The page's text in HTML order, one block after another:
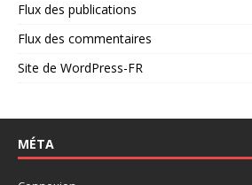
Flux des publications
Flux des commentaires
Site de WordPress-FR
MÉTA